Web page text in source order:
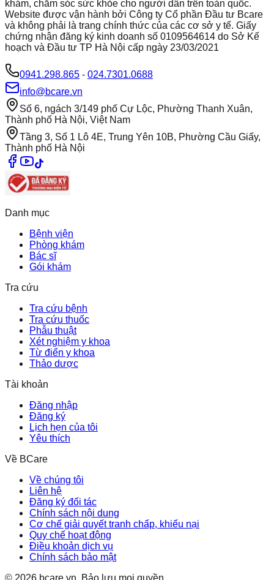
khám, chăm sóc sức khỏe cho người dân trên toàn quốc.
Website được vận hành bởi Công ty Cổ phần Đầu tư Bcare
và không phải là trang chính thức của các cơ sở y tế. Giấy
chứng nhận đăng ký kinh doanh số 0109564614 do Sở Kế
hoạch và Đầu tư TP Hà Nội cấp ngày 23/03/2021
0941.298.865 - 024.7301.0688
info@bcare.vn
Số 6, ngách 3/149 phố Cự Lộc, Phường Thanh Xuân,
Thành phố Hà Nội, Việt Nam
Tầng 3, Số 1 Lô 4E, Trung Yên 10B, Phường Cầu Giấy,
Thành phố Hà Nội
Danh mục
Bệnh viện
Phòng khám
Bác sĩ
Gói khám
Tra cứu
Tra cứu bệnh
Tra cứu thuốc
Phẫu thuật
Xét nghiệm y khoa
Từ điển y khoa
Thảo dược
Tài khoản
Đăng nhập
Đăng ký
Lịch hẹn của tôi
Yêu thích
Về BCare
Về chúng tôi
Liên hệ
Đăng ký đối tác
Chính sách nội dung
Cơ chế giải quyết tranh chấp, khiếu nại
Quy chế hoạt động
Điều khoản dịch vụ
Chính sách bảo mật
© 2026 bcare.vn Bảo lưu mọi quyền.